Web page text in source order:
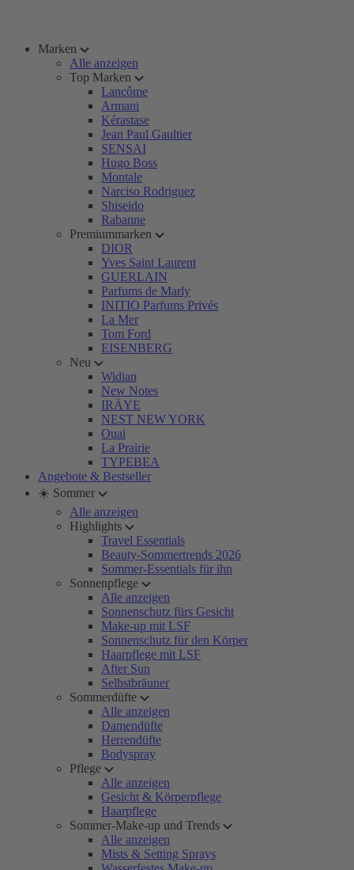
Marken
Alle anzeigen
Top Marken
Lancôme
Armani
Kérastase
Jean Paul Gaultier
SENSAI
Hugo Boss
Montale
Narciso Rodriguez
Shiseido
Rabanne
Premiummarken
DIOR
Yves Saint Laurent
GUERLAIN
Parfums de Marly
INITIO Parfums Privés
La Mer
Tom Ford
EISENBERG
Neu
Widian
New Notes
IRÄYE
NEST NEW YORK
Ouai
La Prairie
TYPEBEA
Angebote & Bestseller
☀️ Sommer
Alle anzeigen
Highlights
Travel Essentials
Beauty-Sommertrends 2026
Sommer-Essentials für ihn
Sonnenpflege
Alle anzeigen
Sonnenschutz fürs Gesicht
Make-up mit LSF
Sonnenschutz für den Körper
Haarpflege mit LSF
After Sun
Selbstbräuner
Sommerdüfte
Alle anzeigen
Damendüfte
Herrendüfte
Bodyspray
Pflege
Alle anzeigen
Gesicht & Körperpflege
Haarpflege
Sommer-Make-up und Trends
Alle anzeigen
Mists & Setting Sprays